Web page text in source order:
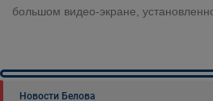
большом видео-экране,
Новости Белова